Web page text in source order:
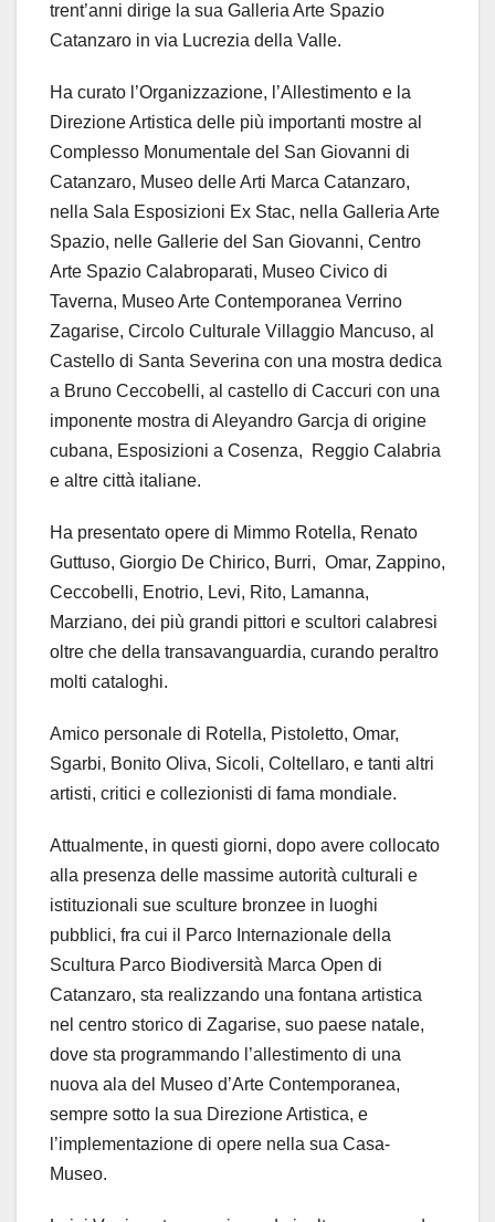
trent’anni dirige la sua Galleria Arte Spazio
Catanzaro in via Lucrezia della Valle.
Ha curato l’Organizzazione, l’Allestimento e la
Direzione Artistica delle più importanti mostre al
Complesso Monumentale del San Giovanni di
Catanzaro, Museo delle Arti Marca Catanzaro,
nella Sala Esposizioni Ex Stac, nella Galleria Arte
Spazio, nelle Gallerie del San Giovanni, Centro
Arte Spazio Calabroparati, Museo Civico di
Taverna, Museo Arte Contemporanea Verrino
Zagarise, Circolo Culturale Villaggio Mancuso, al
Castello di Santa Severina con una mostra dedica
a Bruno Ceccobelli, al castello di Caccuri con una
imponente mostra di Aleyandro Garcja di origine
cubana, Esposizioni a Cosenza, Reggio Calabria
e altre città italiane.
Ha presentato opere di Mimmo Rotella, Renato
Guttuso, Giorgio De Chirico, Burri, Omar, Zappino,
Ceccobelli, Enotrio, Levi, Rito, Lamanna,
Marziano, dei più grandi pittori e scultori calabresi
oltre che della transavanguardia, curando peraltro
molti cataloghi.
Amico personale di Rotella, Pistoletto, Omar,
Sgarbi, Bonito Oliva, Sicoli, Coltellaro, e tanti altri
artisti, critici e collezionisti di fama mondiale.
Attualmente, in questi giorni, dopo avere collocato
alla presenza delle massime autorità culturali e
istituzionali sue sculture bronzee in luoghi
pubblici, fra cui il Parco Internazionale della
Scultura Parco Biodiversità Marca Open di
Catanzaro, sta realizzando una fontana artistica
nel centro storico di Zagarise, suo paese natale,
dove sta programmando l’allestimento di una
nuova ala del Museo d’Arte Contemporanea,
sempre sotto la sua Direzione Artistica, e
l’implementazione di opere nella sua Casa-
Museo.